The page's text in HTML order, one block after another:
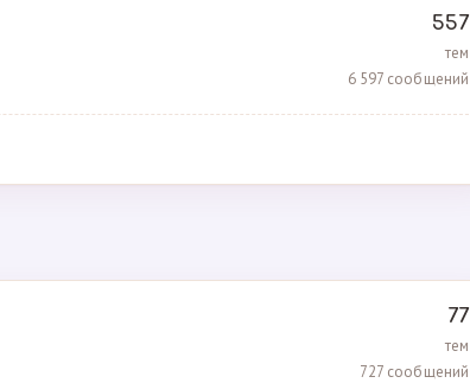
557
тем
6 597 сообщений
77
тем
727 сообщений